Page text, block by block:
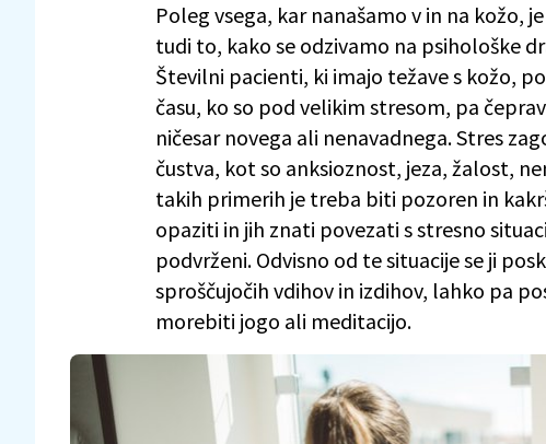
Poleg vsega, kar nanašamo v in na
tudi to, kako se odzivamo na psihološke
Številni pacienti, ki imajo težave s kožo,
času, ko so pod velikim stresom, pa
ničesar novega ali nenavadnega. Stres
čustva, kot so anksioznost, jeza, žalost,
takih primerih je treba biti pozoren in
opaziti in jih znati povezati s stresno
podvrženi. Odvisno od te situacije se ji
sproščujočih vdihov in izdihov, lahko pa
morebiti jogo ali meditacijo.